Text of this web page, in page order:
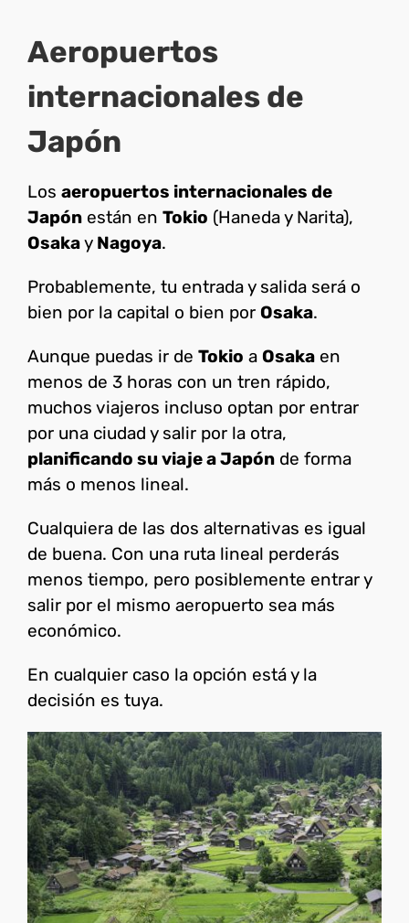
Aeropuertos
internacionales de
Japón
Los aeropuertos internacionales de
Japón están en Tokio (Haneda y Narita),
Osakay Nagoya.
Probablemente, tu entrada y salida será o
bien por la capital o bien por Osaka.
Aunque puedas ir de Tokio a Osaka en
menos de 3 horas con un tren rápido,
muchos viajeros incluso optan por entrar
por una ciudad y salir por la otra,
planificando su viaje a Japón de forma
más o menos lineal.
Cualquiera de las dos alternativas es igual
de buena. Con una ruta lineal perderás
menos tiempo, pero posiblemente entrar y
salir por el mismo aeropuerto sea más
económico.
En cualquier caso la opción está y la
decisión es tuya.